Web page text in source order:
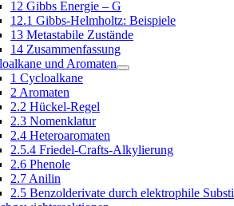
12 Gibbs Energie – G
12.1 Gibbs-Helmholtz: Beispiele
13 Metastabile Zustände
14 Zusammenfassung
und Aromaten
1 Cycloalkane
2 Aromaten
2.2 Hückel-Regel
2.3 Nomenklatur
2.4 Heteroaromaten
2.5.4 Friedel-Crafts-Alkylierung
2.6 Phenole
2.7 Anilin
2.5 Benzolderivate durch elektrophile